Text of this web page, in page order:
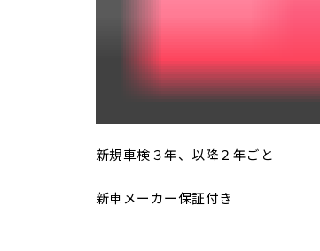
新規車検３年、以降２年ごと
新車メーカー保証付き